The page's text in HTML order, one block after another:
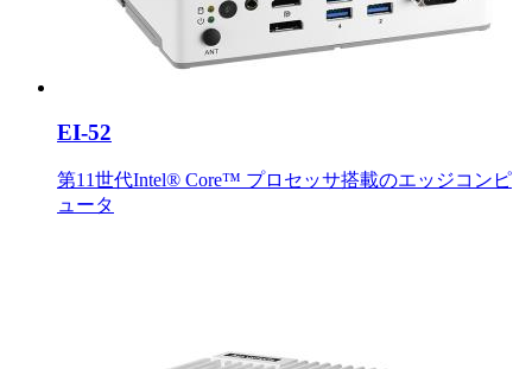
EI-52
第11世代Intel® Core™ プロセッサ搭載のエッジコンピ
ュータ